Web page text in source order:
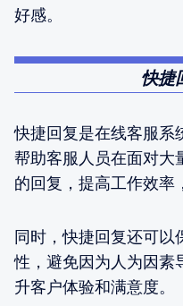
好感。
快捷
快捷回复是在线客服系
帮助客服人员在面对大
的回复，提高工作效率
同时，快捷回复还可以
性，避免因为人为因素
升客户体验和满意度。